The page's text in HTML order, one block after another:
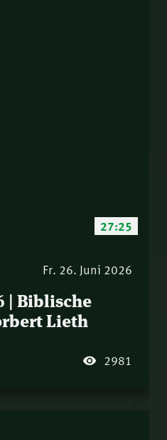
27:25
Fr. 26. Juni 2026
| Biblische
Lieth
2981